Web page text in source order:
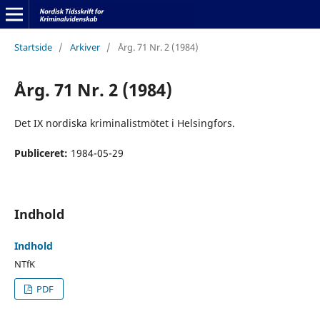
Startside / Arkiver / Årg. 71 Nr. 2 (1984)
Årg. 71 Nr. 2 (1984)
Det IX nordiska kriminalistmötet i Helsingfors.
Publiceret: 1984-05-29
Indhold
Indhold
NTfK
PDF